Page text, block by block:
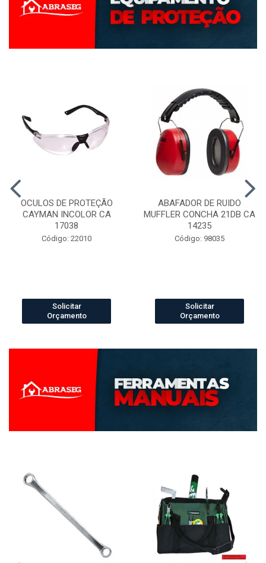
OCULOS DE PROTEÇÃO
CAYMAN INCOLOR CA
17038
Código: 22010
Solicitar
Orçamento
ABAFADOR DE RUIDO
MUFFLER CONCHA 21DB CA
14235
Código: 98035
Solicitar
Orçamento